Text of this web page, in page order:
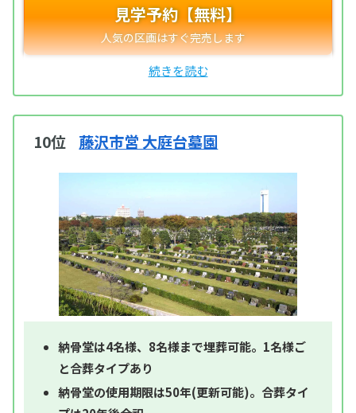
見学予約【無料】
10位 藤沢市営 大庭台墓園
納骨堂は4名様、8名様まで埋葬可能。1名様ご
と合葬タイプあり
納骨堂の使用期限は50年(更新可能)。合葬タイ